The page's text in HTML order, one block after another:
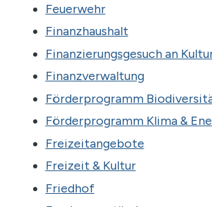
Feuerwehr
Finanzhaushalt
Finanzierungsgesuch an
Finanzverwaltung
Förderprogramm
Förderprogramm Klima &
Freizeitangebote
Freizeit & Kultur
Friedhof